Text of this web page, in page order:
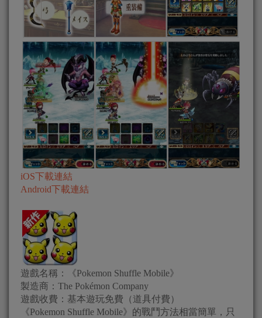
iOS下載連結
Android下載連結
遊戲名稱：《Pokemon Shuffle Mobile》
製造商：The Pokémon Company
遊戲收費：基本遊玩免費（道具付費）
《Pokemon Shuffle Mobile》的戰鬥方法相當簡單，只